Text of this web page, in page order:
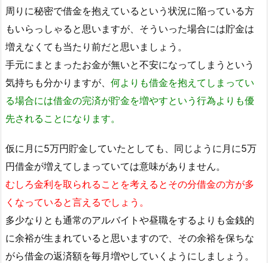
周りに秘密で借金を抱えているという状況に陥っている方
もいらっしゃると思いますが、そういった場合には貯金は
増えなくても当たり前だと思いましょう。
手元にまとまったお金が無いと不安になってしまうという
気持ちも分かりますが、 何よりも借金を抱えてしまってい
る場合には借金の完済が貯金を増やすという行為よりも優
先されることになります。
仮に月に5万円貯金していたとしても、同じように月に5万
円借金が増えてしまっていては意味がありません。
むしろ金利を取られることを考えるとその分借金の方が多
くなっていると言えるでしょう。
多少なりとも通常のアルバイトや昼職をするよりも金銭的
に余裕が生まれていると思いますので、その余裕を保ちな
がら借金の返済額を毎月増やしていくようにしましょう。